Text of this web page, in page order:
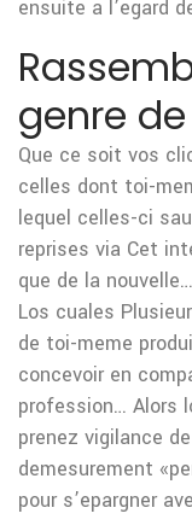
ensuite a l’egard
genre
Que ce soit vos
celles dont toi-
lequel celles-ci
reprises via Cet
que de la
Los cuales
de toi-meme
concevoir en
profession… Alors
prenez vigilance
demesurement
pour s’epargner